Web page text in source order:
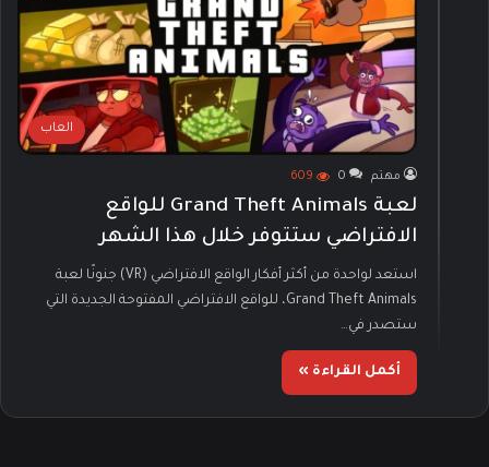
العاب
مهتم 0
609
لعبة Grand Theft Animals للواقع
الافتراضي ستتوفر خلال هذا الشهر
استعد لواحدة من أكثر أفكار الواقع الافتراضي (VR) جنونًا لعبة
Grand Theft Animals، للواقع الافتراضي المفتوحة الجديدة التي
ستصدر في…
أكمل القراءة »